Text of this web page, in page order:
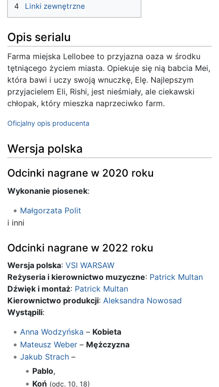
4
Linki zewnętrzne
Opis serialu
Farma miejska Lellobee to przyjazna oaza w środku
tętniącego życiem miasta. Opiekuje się nią babcia Mei,
która bawi i uczy swoją wnuczkę, Elę. Najlepszym
przyjacielem Eli, Rishi, jest nieśmiały, ale ciekawski
chłopak, który mieszka naprzeciwko farm.
Oficjalny opis producenta
Wersja polska
Odcinki nagrane w 2020 roku
Wykonanie piosenek:
Małgorzata Polit
i inni
Odcinki nagrane w 2022 roku
Wersja polska: VSI WARSAW
Reżyseria i kierownictwo muzyczne: Patrick Multan
Dźwięk i montaż: Patrick Multan
Kierownictwo produkcji: Aleksandra Nowosad
Wystąpili:
Anna Wodzyńska – Kobieta
Mateusz Weber– Mężczyzna
Jakub Strach–
Pablo,
Koń (odc. 10, 18)